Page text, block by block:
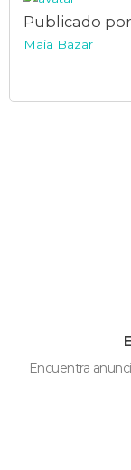
Publicado por
Maia Bazar
Encuentra